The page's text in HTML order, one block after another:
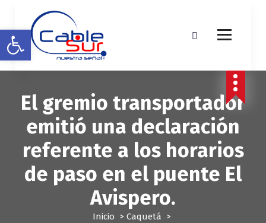
Abrir barra de herramientas
l
a
r
El gremio transportador
emitió una declaración
referente a los horarios
de paso en el puente El
Avispero.
Inicio > Caquetá >